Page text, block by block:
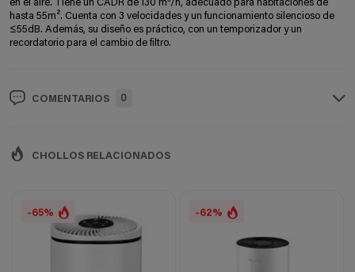
en el aire. Tiene un CADR de 130 m³/h, adecuado para habitaciones de
hasta 55m². Cuenta con 3 velocidades y un funcionamiento silencioso de
≤55dB. Además, su diseño es práctico, con un temporizador y un
recordatorio para el cambio de filtro.
COMENTARIOS 0
CHOLLOS RELACIONADOS
-65% -62%